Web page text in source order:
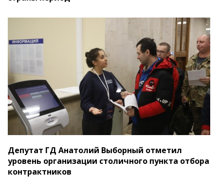
Депутат ГД Анатолий Выборный отметил
уровень организации столичного пункта отбора
контрактников